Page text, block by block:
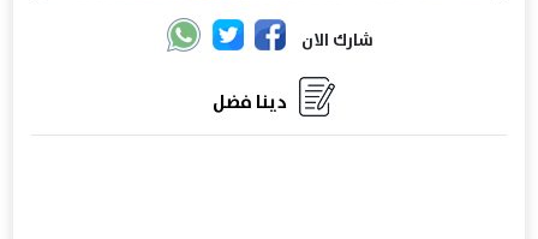
شارك الان
دينا فضل